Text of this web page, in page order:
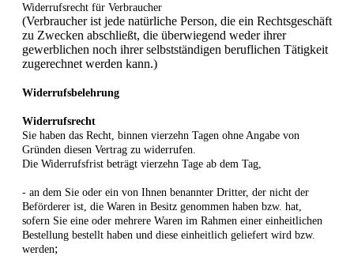
Widerrufsrecht für Verbraucher
(Verbraucher ist jede natürliche Person, die ein Rechtsgeschäft
zu Zwecken abschließt, die überwiegend weder ihrer
gewerblichen noch ihrer selbstständigen beruflichen Tätigkeit
zugerechnet werden kann.)
Widerrufsbelehrung
Widerrufsrecht
Sie haben das Recht, binnen vierzehn Tagen ohne Angabe von
Gründen diesen Vertrag zu widerrufen.
Die Widerrufsfrist beträgt vierzehn Tage ab dem Tag,
- an dem Sie oder ein von Ihnen benannter Dritter, der nicht der
Beförderer ist, die Waren in Besitz genommen haben bzw. hat,
sofern Sie eine oder mehrere Waren im Rahmen einer einheitlichen
Bestellung bestellt haben und diese einheitlich geliefert wird bzw.
werden;